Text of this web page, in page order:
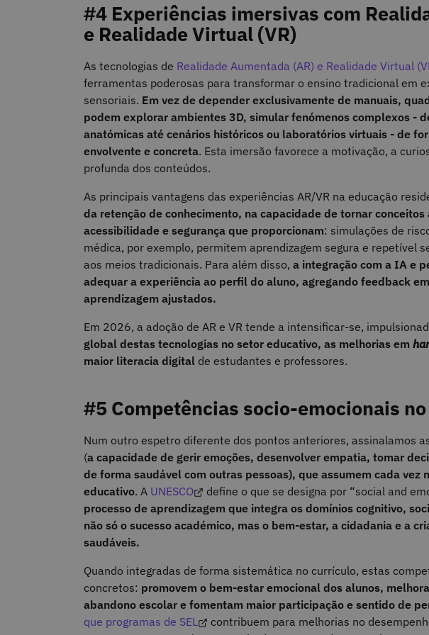
#4 Experiências imersivas com
e Realidade Virtual (VR)
As tecnologias de Realidade Aumentada (AR) e Realidade Virtual
ferramentas poderosas para transformar o ensino tradicional em
sensoriais. Em vez de depender exclusivamente de manuais,
podem explorar ambientes 3D, simular fenómenos complexos -
anatómicas até cenários históricos ou laboratórios virtuais - de
envolvente e concreta. Esta imersão favorece a motivação, a
profunda dos conteúdos.
As principais vantagens das experiências AR/VR na educação
da retenção de conhecimento, na capacidade de tornar
acessibilidade e segurança que proporcionam: simulações de
médica, por exemplo, permitem aprendizagem segura e repetível
aos meios tradicionais. Para além disso, a integração com a IA e
adequar a experiência ao perfil do aluno, agregando feedback
aprendizagem ajustados.
Em 2026, a adoção de AR e VR tende a intensificar‑se,
global destas tecnologias no setor educativo, as melhorias em
maior literacia digital de estudantes e professores.
#5 Competências socio-emocionais
Num outro espetro diferente dos pontos anteriores, assinalamos
(a capacidade de gerir emoções, desenvolver empatia, tomar
de forma saudável com outras pessoas), que assumem cada vez
educativo. A UNESCO define o que se designa por “social and
processo de aprendizagem que integra os domínios cognitivo,
não só o sucesso académico, mas o bem‑estar, a cidadania e a
saudáveis.
Quando integradas de forma sistemática no currículo, estas
concretos: promovem o bem‑estar emocional dos alunos,
abandono escolar e fomentam maior participação e sentido de
que programas de SEL
contribuem para melhorias no